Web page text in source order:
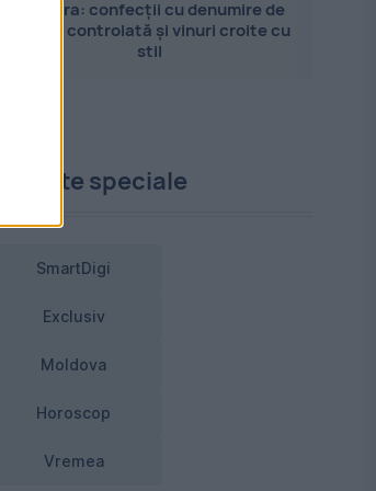
Pandora: confecții cu denumire de
origine controlată și vinuri croite cu
stil
Proiecte speciale
SmartDigi
Exclusiv
Moldova
Horoscop
Vremea